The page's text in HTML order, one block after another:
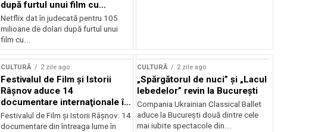
după furtul unui film cu
Nicolas Cage
Netflix dat în judecată pentru 105
milioane de dolari după furtul unui
film cu...
CULTURĂ 2 zile ago
Festivalul de Film şi Istorii
Râşnov aduce 14
documentare internaţionale în
premieră
Festivalul de Film şi Istorii Râşnov: 14
documentare din întreaga lume în
CULTURĂ 2 zile ago
„Spărgătorul de nuci” și „Lacul
lebedelor” revin la București
Compania Ukrainian Classical Ballet
aduce la București două dintre cele
mai iubite spectacole din...